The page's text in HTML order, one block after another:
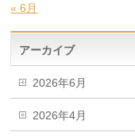
« 6月
アーカイブ
2026年6月
2026年4月